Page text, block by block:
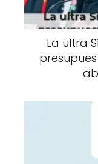
La ultra